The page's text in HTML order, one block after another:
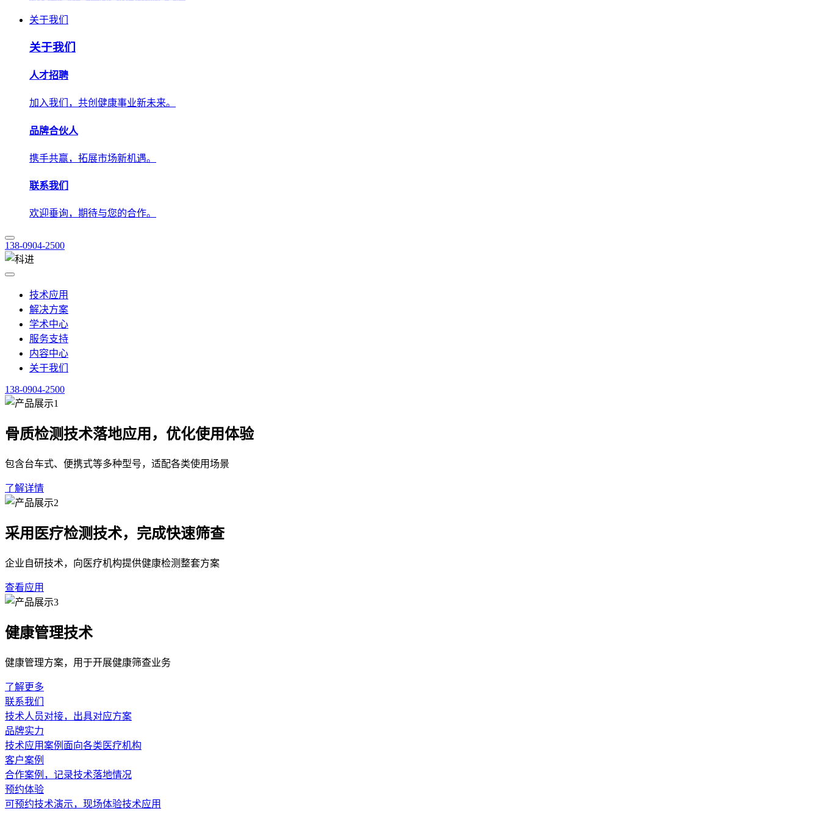
人才招聘
加入我们，共创健康事业新未来。
品牌合伙人
携手共赢，拓展市场新机遇。
联系我们
欢迎垂询，期待与您的合作。
138-0904-2500
技术应用
解决方案
内容中心
关于我们
138-0904-2500
健康新闻
整理健康行业政策、医学资讯与科普内容，供行业人员查阅。
首页/内容中心/健康新闻 · 正文
超声经颅多普勒血流分析仪：脑血管健康管理迈向稳定筛查新阶段
2026-06-17
声经颅多普勒血流分析仪的技术演进路径，紧密贴合了这一市场需求。等国内厂商，正致力于将设备的应用场景从大型医院的神经科、超声科，逐步拓展至体检中心、基层医疗机构以及特定人
群的健康档案建立中，这标志着该类设备正成为脑血管健康筛查基础设施的重要组成部分。
技术的融合与集成是当前最明显的行业趋势。新一代的超声经颅多普勒血流分析仪，不再仅仅提供血流速度、方向等基础参数。它正积极与其他影像技术、生理检测数据相结合，探索构建更为
较全面的脑血管功能评估模型。例如，通过算法整合血流动力学数据与血管结构成像信息，旨在为医疗机构提供一个更为立体的参考视图。这种技术整合并非追求替代其他检查，而是为了在无
创、便捷的前提下，提升筛查环节的信息丰富度，为后续的深入检查或健康管理计划提供更扎实的数据起点。
流程，并开发智能化的辅助分析工具。这些工具能够自动识别并标记关键的血流信号特征，进行初步的数据分类与异常提示。需要明确的是，这类智能辅助功能的定位是“辅助”与“提示”，其输
在这一发展进程中，专业培训与持续的技术支持体系显得尤为重要。设备功能的拓展与应用场景的下沉，对操作人员的规范性和后续维护提出了更高要求。良好的厂商如，不仅提供设备，更注
重配套建立覆盖操作规范、图像识别、基础维护的培训体系，并完善售后服务网络。这种“设备+服务”的模式，旨在保障超声经颅多普勒血流分析仪在广泛部署后，能够稳定、较好地运行，其
采集的数据具有可比性与参考价值，真正助力构建可及性更强、覆盖范围更广的脑血管健康筛查与检测网络。
超声经颅多普勒血流分析仪 脑血管健康评估
上一篇：不同场景下如何匹配超声经颅多普
相关新闻